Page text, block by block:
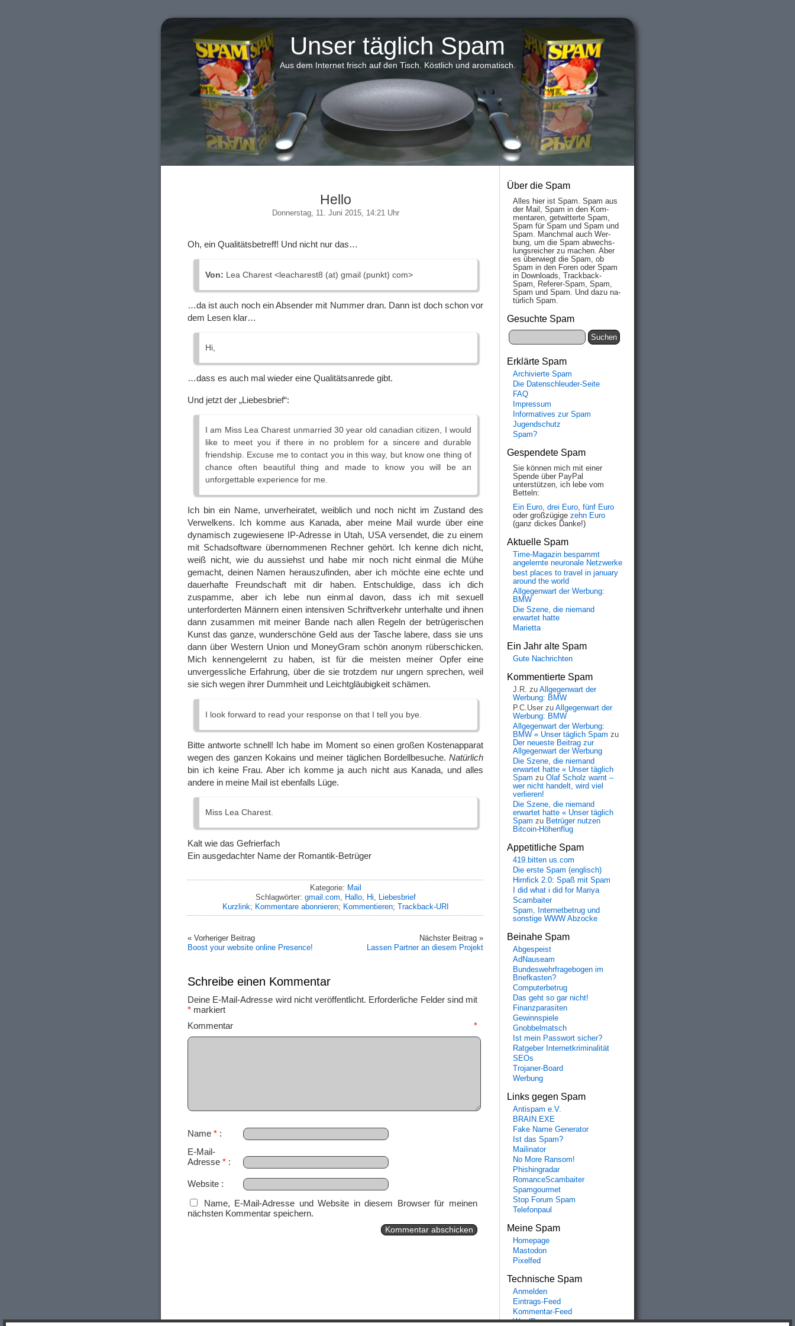
Unser täglich Spam
Aus dem Internet frisch auf den Tisch. Köstlich und aromatisch.
Hello
Donnerstag, 11. Juni 2015, 14:21 Uhr
Oh, ein Qualitätsbetreff! Und nicht nur das…
Von: Lea Charest <leacharest8 (at) gmail (punkt) com>
…da ist auch noch ein Absender mit Nummer dran. Dann ist doch schon vor
dem Lesen klar…
Hi,
…dass es auch mal wieder eine Qualitätsanrede gibt.
Und jetzt der „Liebesbrief“:
I am Miss Lea Charest unmarried 30 year old canadian citizen, I would
like to meet you if there in no problem for a sincere and durable
friendship. Excuse me to contact you in this way, but know one thing of
chance often beautiful thing and made to know you will be an
unforgettable experience for me.
Ich bin ein Name, unverheiratet, weiblich und noch nicht im Zustand des
Verwelkens. Ich komme aus Kanada, aber meine Mail wurde über eine
dynamisch zugewiesene IP-Adresse in Utah, USA versendet, die zu einem
mit Schadsoftware übernommenen Rechner gehört. Ich kenne dich nicht,
weiß nicht, wie du aussiehst und habe mir noch nicht einmal die Mühe
gemacht, deinen Namen herauszufinden, aber ich möchte eine echte und
dauerhafte Freundschaft mit dir haben. Entschuldige, dass ich dich
zuspamme, aber ich lebe nun einmal davon, dass ich mit sexuell
unterforderten Männern einen intensiven Schriftverkehr unterhalte und ihnen
dann zusammen mit meiner Bande nach allen Regeln der betrügerischen
Kunst das ganze, wunderschöne Geld aus der Tasche labere, dass sie uns
dann über Western Union und MoneyGram schön anonym rüberschicken.
Mich kennengelernt zu haben, ist für die meisten meiner Opfer eine
unvergessliche Erfahrung, über die sie trotzdem nur ungern sprechen, weil
sie sich wegen ihrer Dummheit und Leichtgläubigkeit schämen.
I look forward to read your response on that I tell you bye.
Bitte antworte schnell! Ich habe im Moment so einen großen Kostenapparat
wegen des ganzen Kokains und meiner täglichen Bordellbesuche. Natürlich
bin ich keine Frau. Aber ich komme ja auch nicht aus Kanada, und alles
andere in meine Mail ist ebenfalls Lüge.
Miss Lea Charest.
Kalt wie das Gefrierfach
Ein ausgedachter Name der Romantik-Betrüger
Kategorie: Mail
Schlagwörter: gmail.com Hallo, Hi
Liebesbrief
Kurzlink; Kommentare abonnieren; Kommentieren; Trackback-URI
« Vorheriger Beitrag
Boost your website online Presence!
Nächster Beitrag »
Lassen Partner an diesem Projekt
Schreibe einen Kommentar
Deine E-Mail-Adresse wird nicht veröffentlicht. Erforderliche Felder sind mit
* markiert
Kommentar *
Name *
E-Mail-
Adresse *
Website
Name, E-Mail-Adresse und Website in diesem Browser für meinen
nächsten Kommentar speichern.
Über die Spam
Alles hier ist Spam. Spam aus
der Mail, Spam in den Kom­
men­taren, ge­twit­ter­te Spam,
Spam für Spam und Spam und
Spam. Manch­mal auch Wer­
bung, um die Spam ab­wechs­
lungs­reich­er zu mach­en. Aber
es über­wiegt die Spam, ob
Spam in den Fo­ren oder Spam
in Down­loads, Track­back-
Spam, Re­fe­rer-Spam, Spam,
Spam und Spam. Und da­zu na­
tür­lich Spam.
Gesuchte Spam
Erklärte Spam
Archivierte Spam
Die Datenschleuder-Seite
FAQ
Impressum
Informatives zur Spam
Jugendschutz
Spam?
Gespendete Spam
Sie können mich mit einer
Spende über PayPal
unterstützen, ich lebe vom
Betteln:
Ein Euro, drei Euro, fünf Euro
oder großzügige zehn Euro
(ganz dickes Danke!)
Aktuelle Spam
Time-Magazin bespammt
angelernte neuronale Netzwerke
best places to travel in january
around the world
Allgegenwart der Werbung:
BMW
Die Szene, die niemand
erwartet hatte
Marietta
Ein Jahr alte Spam
Gute Nachrichten
Kommentierte Spam
J.R. zu Allgegenwart der
Werbung: BMW
P.C.User zu Allgegenwart der
Werbung: BMW
Allgegenwart der Werbung:
BMW « Unser täglich Spam zu
Der neueste Beitrag zur
Allgegenwart der Werbung
Die Szene, die niemand
erwartet hatte « Unser täglich
Spam zu Olaf Scholz warnt –
wer nicht handelt, wird viel
verlieren!
Die Szene, die niemand
erwartet hatte « Unser täglich
Spam zu Betrüger nutzen
Bitcoin-Höhenflug
Appetitliche Spam
419.bitten us.com
Die erste Spam (englisch)
Hirnfick 2.0: Spaß mit Spam
I did what i did for Mariya
Scambaiter
Spam, Internetbetrug und
sonstige WWW Abzocke
Beinahe Spam
Abgespeist
AdNauseam
Bundeswehrfragebogen im
Briefkasten?
Computerbetrug
Das geht so gar nicht!
Finanzparasiten
Gewinnspiele
Gnobbelmatsch
Ist mein Passwort sicher?
Ratgeber Internetkriminalität
SEOs
Trojaner-Board
Werbung
Links gegen Spam
Antispam e.V.
BRAIN.EXE
Fake Name Generator
Ist das Spam?
Mailinator
No More Ransom!
Phishingradar
RomanceScambaiter
Spamgourmet
Stop Forum Spam
Telefonpaul
Meine Spam
Homepage
Mastodon
Pixelfed
Technische Spam
Anmelden
Eintrags-Feed
Kommentar-Feed
WordPress.org